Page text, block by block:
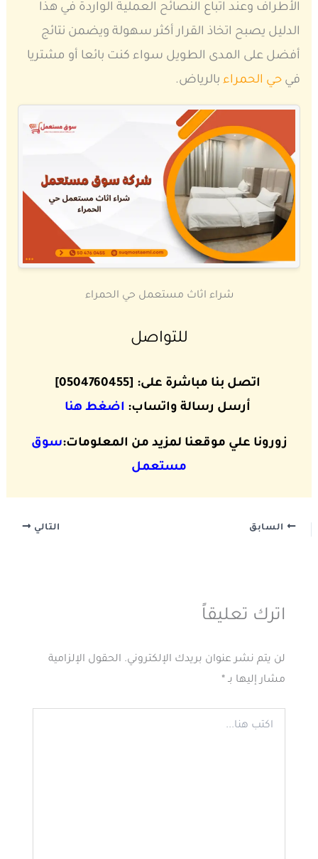
الأطراف وعند اتباع النصائح العملية الواردة في هذا
الدليل يصبح اتخاذ القرار أكثر سهولة ويضمن نتائج
أفضل على المدى الطويل سواء كنت بائعا أو مشتريا
في حي الحمراءبالرياض.
شراء اثاث مستعمل حي الحمراء
للتواصل
اتصل بنا مباشرة على: [0504760455]
أرسل رسالة واتساب: اضغط هنا
زورونا علي موقعنا لمزيد من المعلومات:سوق
مستعمل
السابق التالي
اترك تعليقاً
لن يتم نشر عنوان بريدك الإلكتروني. الحقول الإلزامية
مشار إليها بـ*
هنا...